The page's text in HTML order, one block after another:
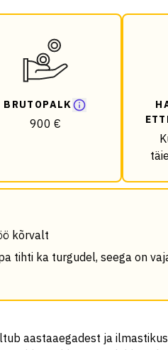
BRUTOPALK
900 €
kõrvalt
tihti ka turgudel, seega on
aastaaegadest ja